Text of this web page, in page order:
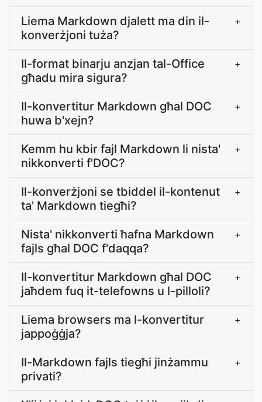
Liema Markdown djalett ma din il-
konverżjoni tuża?
+
Il-format binarju anzjan tal-Office
għadu mira sigura?
+
Il-konvertitur Markdown għal DOC
huwa b'xejn?
+
Kemm hu kbir fajl Markdown li nista'
nikkonverti f'DOC?
+
Il-konverżjoni se tbiddel il-kontenut
ta' Markdown tiegħi?
+
Nista' nikkonverti ħafna Markdown
fajls għal DOC f'daqqa?
+
Il-konvertitur Markdown għal DOC
jaħdem fuq it-telefowns u l-pilloli?
+
Liema browsers ma l-konvertitur
jappoġġja?
+
Il-Markdown fajls tiegħi jinżammu
privati?
+